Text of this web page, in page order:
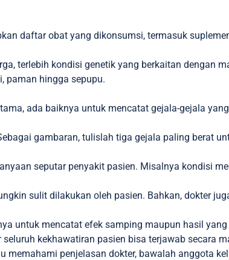
daftar obat yang dikonsumsi, termasuk
terlebih kondisi genetik yang berkaitan dengan
paman hingga sepupu.
ada baiknya untuk mencatat gejala-gejala
gambaran, tulislah tiga gejala paling berat
seputar penyakit pasien. Misalnya kondisi
sulit dilakukan oleh pasien. Bahkan, dokter
untuk mencatat efek samping maupun hasil
kekhawatiran pasien bisa terjawab secara
penjelasan dokter, bawalah anggota